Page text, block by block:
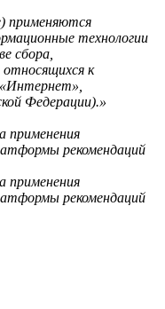
применяются
технологии
сбора,
относящихся к
Федерации).»
применения
рекомендаций
применения
рекомендаций